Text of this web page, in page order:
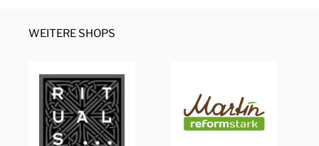
WEITERE SHOPS